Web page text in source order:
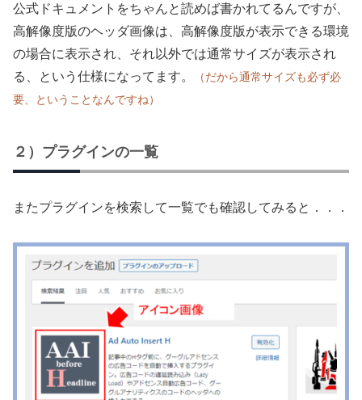
公式ドキュメントをちゃんと読めば書かれてるんですが、
高解像度版のヘッダ画像は、高解像度版が表示できる環境
の場合に表示され、それ以外では通常サイズが表示され
る、という仕様になってます。
（だから通常サイズも必ず必
要、ということなんですね）
２）プラグインの一覧
またプラグインを検索して一覧でも確認してみると．．．